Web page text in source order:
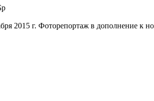
2015 г. Фоторепортаж в дополнение к